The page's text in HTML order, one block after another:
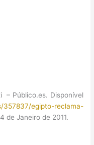
– Público.es. Disponível
357837/egipto-reclama-
de Janeiro de 2011.